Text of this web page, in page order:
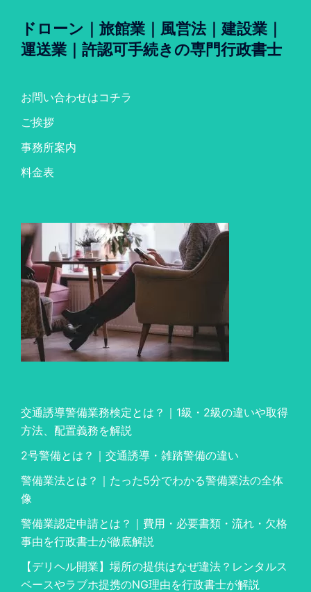
ドローン｜旅館業｜風営法｜建設業｜
運送業｜許認可手続きの専門行政書士
お問い合わせはコチラ
ご挨拶
事務所案内
料金表
交通誘導警備業務検定とは？｜1級・2級の違いや取得
方法、配置義務を解説
2号警備とは？｜交通誘導・雑踏警備の違い
警備業法とは？｜たった5分でわかる警備業法の全体
像
警備業認定申請とは？｜費用・必要書類・流れ・欠格
事由を行政書士が徹底解説
【デリヘル開業】場所の提供はなぜ違法？レンタルス
ペースやラブホ提携のNG理由を行政書士が解説